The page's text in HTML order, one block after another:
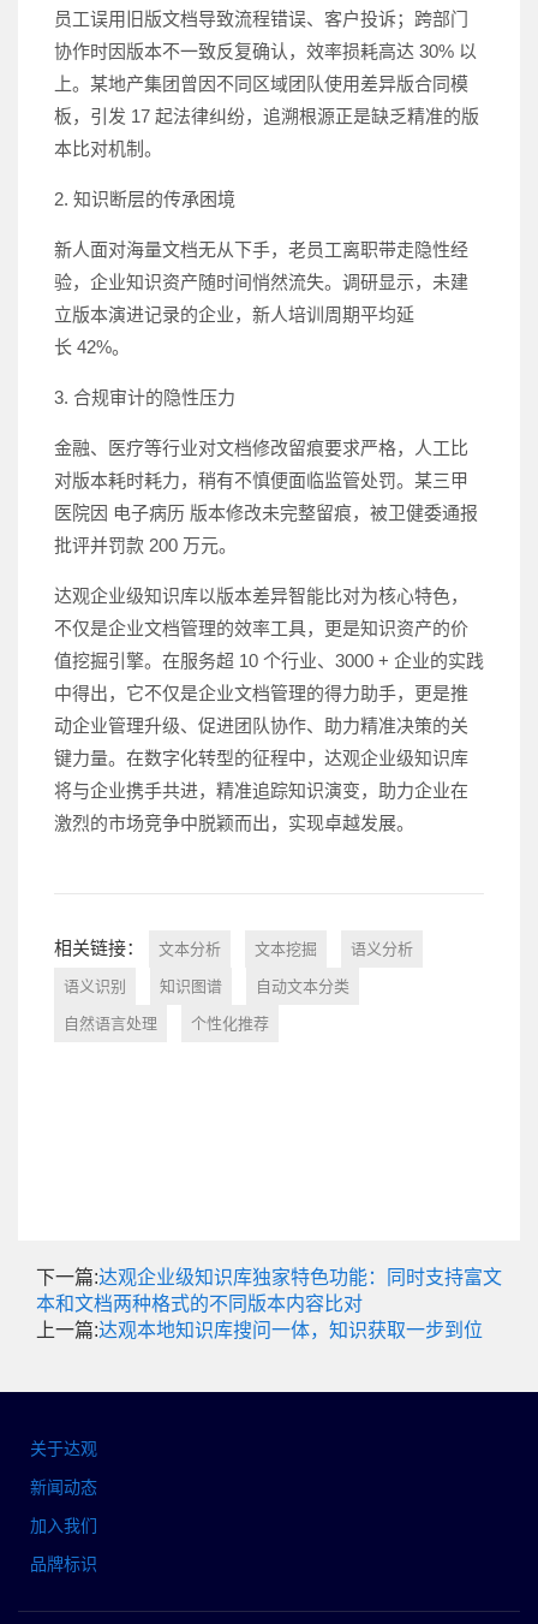
员工误用旧版文档导致流程错误、客户投诉；跨部门
协作时因版本不一致反复确认，效率损耗高达 30% 以
上。某地产集团曾因不同区域团队使用差异版合同模
板，引发 17 起法律纠纷，追溯根源正是缺乏精准的版
本比对机制。
2. 知识断层的传承困境
新人面对海量文档无从下手，老员工离职带走隐性经
验，企业知识资产随时间悄然流失。调研显示，未建
立版本演进记录的企业，新人培训周期平均延
长 42%。
3. 合规审计的隐性压力
金融、医疗等行业对文档修改留痕要求严格，人工比
对版本耗时耗力，稍有不慎便面临监管处罚。某三甲
医院因 电子病历 版本修改未完整留痕，被卫健委通报
批评并罚款 200 万元。
达观企业级知识库以版本差异智能比对为核心特色，
不仅是企业文档管理的效率工具，更是知识资产的价
值挖掘引擎。在服务超 10 个行业、3000 + 企业的实践
中得出，它不仅是企业文档管理的得力助手，更是推
动企业管理升级、促进团队协作、助力精准决策的关
键力量。在数字化转型的征程中，达观企业级知识库
将与企业携手共进，精准追踪知识演变，助力企业在
激烈的市场竞争中脱颖而出，实现卓越发展。
相关链接： 文本分析 文本挖掘 语义分析
语义识别 知识图谱 自动文本分类
自然语言处理 个性化推荐
下一篇:达观企业级知识库独家特色功能：同时支持富文
本和文档两种格式的不同版本内容比对
上一篇:达观本地知识库搜问一体，知识获取一步到位
关于达观
新闻动态
加入我们
品牌标识